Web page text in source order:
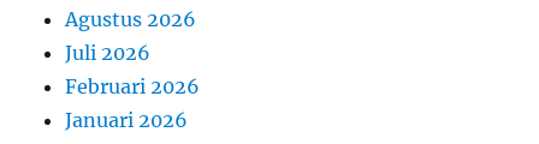
Agustus 2026
Juli 2026
Februari 2026
Januari 2026